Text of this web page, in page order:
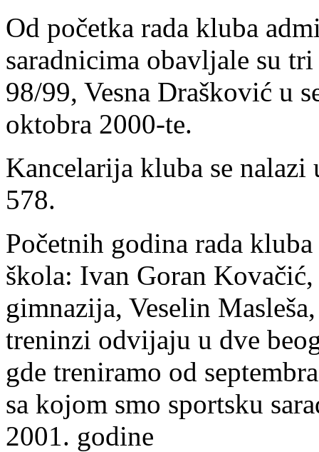
Od početka rada kluba
saradnicima obavljale su
98/99, Vesna Drašković u
oktobra 2000-te.
Kancelarija kluba se
578.
Početnih godina rada
škola: Ivan Goran
gimnazija, Veselin
treninzi odvijaju u dve
gde treniramo od
sa kojom smo sportsku
2001. godine